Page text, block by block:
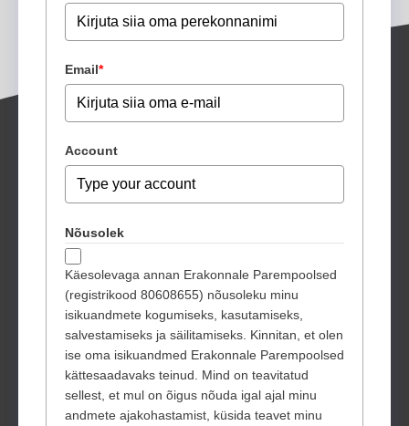
Email*
Account
Nõusolek
Käesolevaga annan Erakonnale Parempoolsed
(registrikood 80608655) nõusoleku minu
isikuandmete kogumiseks, kasutamiseks,
salvestamiseks ja säilitamiseks. Kinnitan, et olen
ise oma isikuandmed Erakonnale Parempoolsed
kättesaadavaks teinud. Mind on teavitatud
sellest, et mul on õigus nõuda igal ajal minu
andmete ajakohastamist, küsida teavet minu